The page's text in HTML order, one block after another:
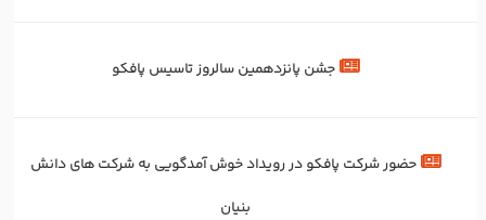
جشن پانزدهمین سالروز تاسیس پافکو
حضور شرکت پافکو در رویداد خوش آمدگویی به شرکت های دانش
بنیان